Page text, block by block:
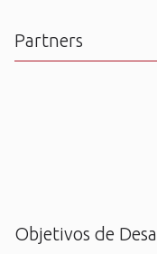
Partners
Objetivos de